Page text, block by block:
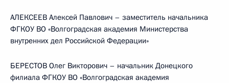
АЛЕКСЕЕВ Алексей Павлович – заместитель начальника
ФГКОУ ВО «Волгоградская академия Министерства
внутренних дел Российской Федерации»
БЕРЕСТОВ Олег Викторович – начальник Донецкого
филиала ФГКОУ ВО «Волгоградская академия